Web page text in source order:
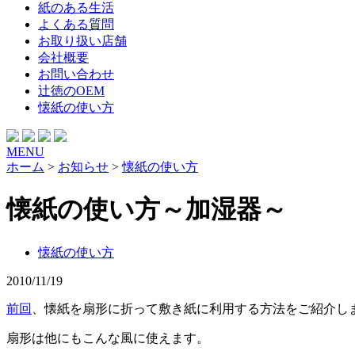
紙のある生活
よくある質問
お取り扱い店舗
会社概要
お問い合わせ
辻徳のOEM
懐紙の使い方
MENU
ホーム > お知らせ >懐紙の使い方
懐紙の使い方～加湿器～
懐紙の使い方
2010/11/19
前回 、懐紙を扇形に折って敷き紙に利用する方法をご紹介し
扇形は他にもこんな風に使えます。